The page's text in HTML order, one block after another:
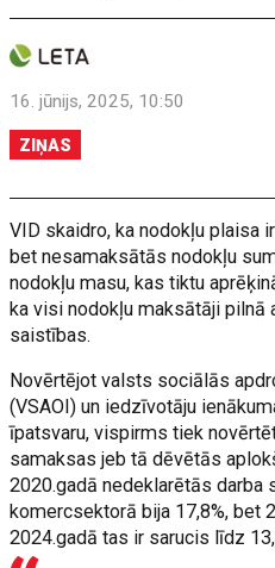
16. jūnijs, 2025, 10:50
ZIŅAS
VID skaidro, ka nodokļu plaisa
bet nesamaksātās nodokļu
nodokļu masu, kas tiktu
ka visi nodokļu maksātāji pilnā
saistības.
Novērtējot valsts sociālās
(VSAOI) un iedzīvotāju
īpatsvaru, vispirms tiek
samaksas jeb tā dēvētās
2020.gadā nedeklarētās darba
komercsektorā bija 17,8%, bet
2024.gadā tas ir sarucis līdz